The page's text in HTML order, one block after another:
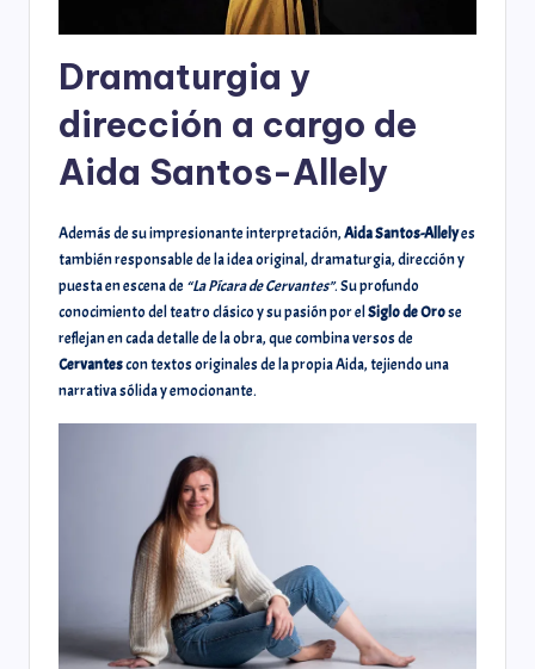
Dramaturgia y
dirección a cargo de
Aida Santos-Allely
Además de su impresionante interpretación,Aida Santos-Allelyes
también responsable de la idea original, dramaturgia, dirección y
puesta en escena de “La Pícara de Cervantes”. Su profundo
conocimiento del teatro clásico y su pasión por elSiglo de Orose
reflejan en cada detalle de la obra, que combina versos de
Cervantescon textos originales de la propia Aida, tejiendo una
narrativa sólida y emocionante.